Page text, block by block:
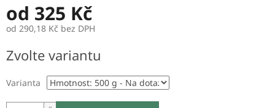
od 325 Kč
od 290,18 Kč bez DPH
cena:
Zvolte variantu
Varianta